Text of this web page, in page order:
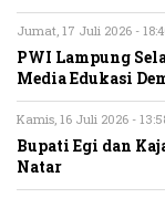
Jumat, 17 Juli 2026 -
PWI Lampung
Media Edukasi
Kamis, 16 Juli 2026 -
Bupati Egi dan
Natar